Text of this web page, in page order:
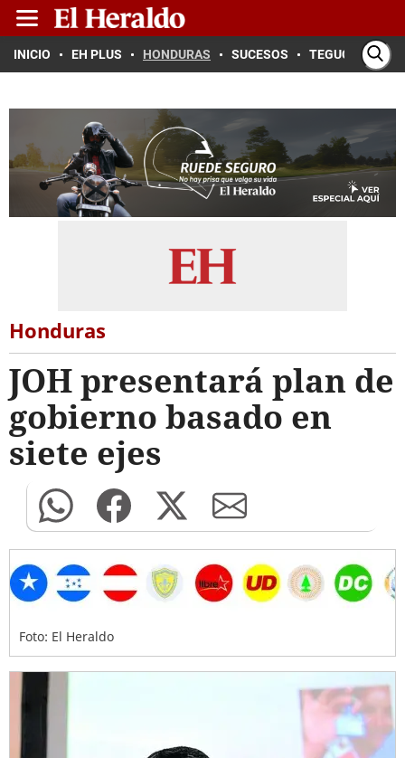
INICIO EH PLUS HONDURAS SUCESOS TEGUCIGALPA
Honduras
JOH presentará plan de
gobierno basado en
siete ejes
Foto: El Heraldo